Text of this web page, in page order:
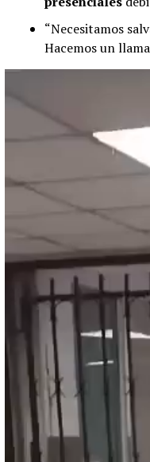
“Necesitamos
Hacemos un